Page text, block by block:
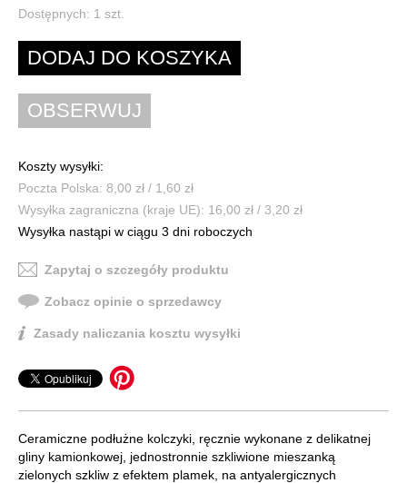
Dostępnych: 1 szt.
Koszty wysyłki:
Poczta Polska: 8,00 zł / 1,60 zł
Wysyłka zagraniczna (kraje UE): 16,00 zł / 3,20 zł
Wysyłka nastąpi w ciągu 3 dni roboczych
Zapytaj o szczegóły produktu
Zobacz opinie o sprzedawcy
Zasady naliczania kosztu wysyłki
Ceramiczne podłużne kolczyki, ręcznie wykonane z delikatnej
gliny kamionkowej, jednostronnie szkliwione mieszanką
zielonych szkliw z efektem plamek, na antyalergicznych